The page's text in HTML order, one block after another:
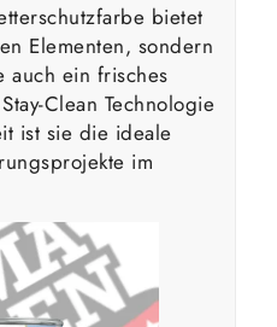
bietet
Elementen, sondern
auch ein frisches
Clean Technologie
ist sie die ideale
im